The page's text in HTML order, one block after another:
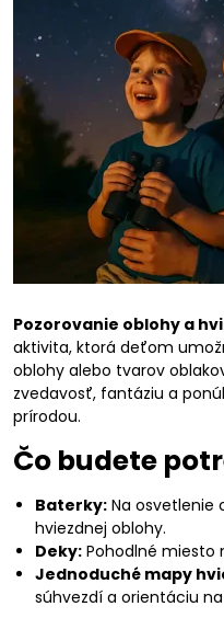
Pozorovanie oblohy a
aktivita, ktorá deťom
oblohy alebo tvarov
zvedavosť, fantáziu a
prírodou.
Čo budete
Baterky: Na osvetlenie
hviezdnej oblohy.
Deky: Pohodlné miesto
Jednoduché mapy
súhvezdí a orientáciu